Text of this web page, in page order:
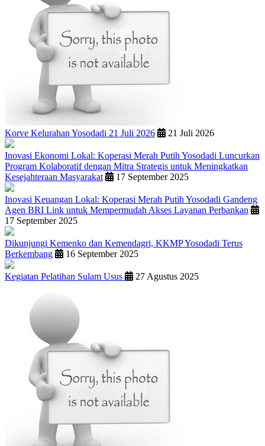
Korve Kelurahan Yosodadi 21 Juli 2026 21 Juli 2026
Inovasi Ekonomi Lokal: Koperasi Merah Putih Yosodadi Luncurkan
Program Kolaboratif dengan Mitra Strategis untuk Meningkatkan
Kesejahteraan Masyarakat
17 September 2025
Inovasi Keuangan Lokal: Koperasi Merah Putih Yosodadi Gandeng
Agen BRI Link untuk Mempermudah Akses Layanan Perbankan
17 September 2025
Dikunjungi Kemenko dan Kemendagri, KKMP Yosodadi Terus
Berkembang
16 September 2025
Kegiatan Pelatihan Sulam Usus 27 Agustus 2025